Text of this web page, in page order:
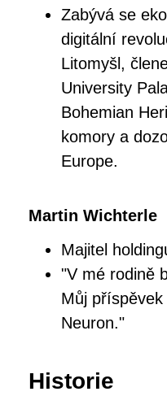
Zabývá se
digitální
Litomyšl,
University
Bohemian
komory a
Europe.
Martin Wichterle
Majitel
"V mé rodině
Můj
Neuron."
Historie